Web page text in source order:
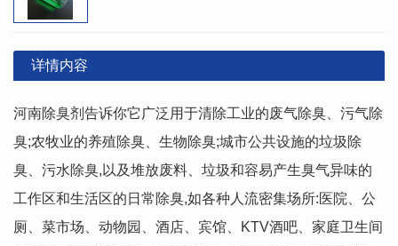
详情内容
河南除臭剂告诉你它广泛用于清除工业的废气除臭、污气除
臭;农牧业的养殖除臭、生物除臭;城市公共设施的垃圾除
臭、污水除臭,以及堆放废料、垃圾和容易产生臭气异味的
工作区和生活区的日常除臭,如各种人流密集场所:医院、公
厕、菜市场、动物园、酒店、宾馆、KTV酒吧、家庭卫生间